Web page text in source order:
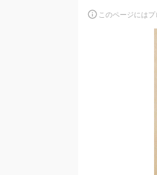
このページには